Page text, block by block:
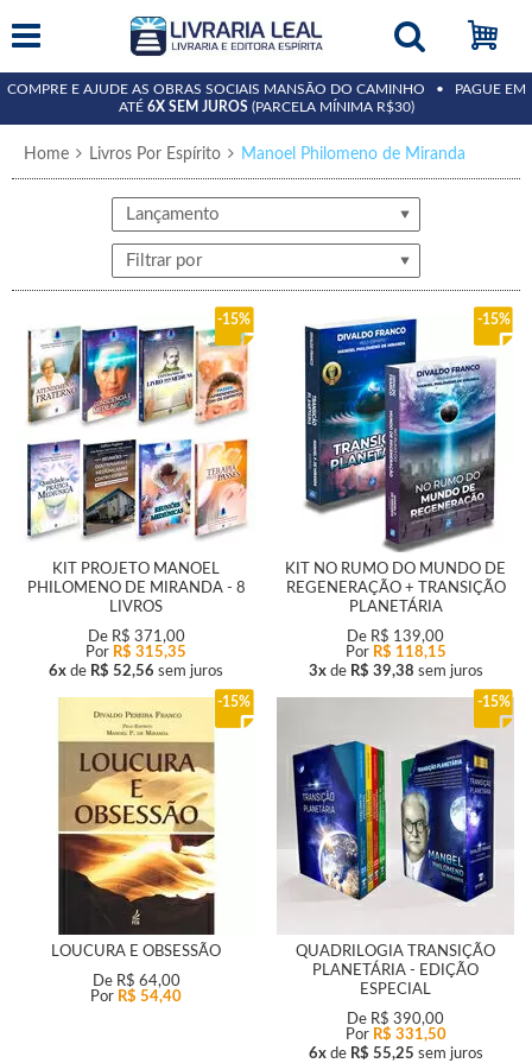
COMPRE E AJUDE AS OBRAS SOCIAIS MANSÃO DO CAMINHO • PAGUE EM
ATÉ 6X SEM JUROS (PARCELA MÍNIMA R$30)
Home Livros Por Espírito Manoel Philomeno de Miranda
Lançamento
Filtrar por
15%
KIT PROJETO MANOEL
PHILOMENO DE MIRANDA - 8
LIVROS
De R$ 371,00
Por R$ 315,35
6xde R$ 52,56 sem juros
15%
KIT NO RUMO DO MUNDO DE
REGENERAÇÃO + TRANSIÇÃO
PLANETÁRIA
De R$ 139,00
Por R$ 118,15
3x de R$ 39,38 sem juros
15%
LOUCURA E OBSESSÃO
De R$ 64,00
Por R$ 54,40
15%
QUADRILOGIA TRANSIÇÃO
PLANETÁRIA - EDIÇÃO
ESPECIAL
De R$ 390,00
Por R$ 331,50
6x de R$ 55,25 sem juros